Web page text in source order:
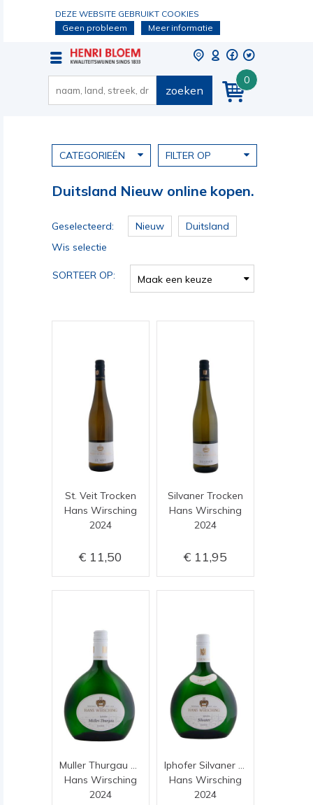
DEZE WEBSITE GEBRUIKT COOKIES
Geen probleem
Meer informatie
0
zoeken
CATEGORIEËN FILTER OP
Duitsland Nieuw online kopen.
Geselecteerd: Nieuw
Duitsland
Wis selectie
SORTEER OP: Maak een keuze
St. Veit Trocken
Hans Wirsching
2024
11,50
Silvaner Trocken
Hans Wirsching
2024
11,95
Hans Wirsching
2024
Hans Wirsching
2024